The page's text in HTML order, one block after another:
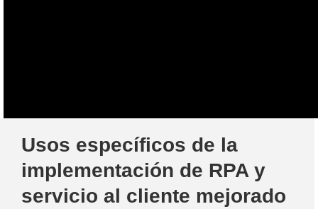
Usos específicos de la
implementación de RPA y
servicio al cliente mejorado